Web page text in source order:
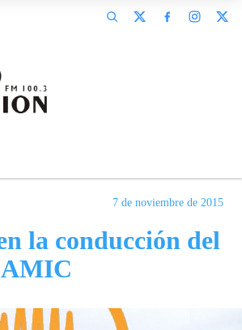
7 de noviembre de 2015
la conducción del